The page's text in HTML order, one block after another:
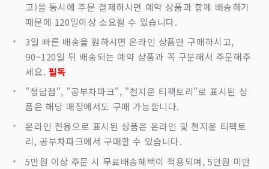
고)을 동시에 주문 결제하시면 예약 상품과 함께 배송하기
때문에 120일이상 소요될 수 있습니다.
3일 빠른 배송을 원하시면 온라인 상품만 구매하시고,
90~120일 뒤 배송되는 예약 상품과 꼭 구분해서 주문해주
세요. 필독
"청담점", "공부차파크", "천지운 티팩토리"로 표시된 상
품은 해당 매장에서도 구매 가능합니다.
온라인 전용으로 표시된 상품은 온라인 및 천지운 티팩토
리, 공부차파크에서 구매할 수 있습니다.
5만원 이상 주문 시 무료배송혜택이 적용되며, 5만원 미만